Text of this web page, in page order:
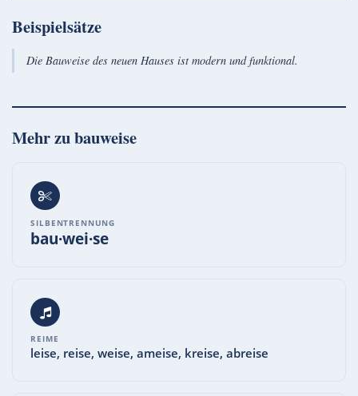
Beispielsätze
Die Bauweise des neuen Hauses ist modern und funktional.
Mehr zubauweise
SILBENTRENNUNG
bau·wei·se
REIME
leise, reise, weise, ameise, kreise, abreise